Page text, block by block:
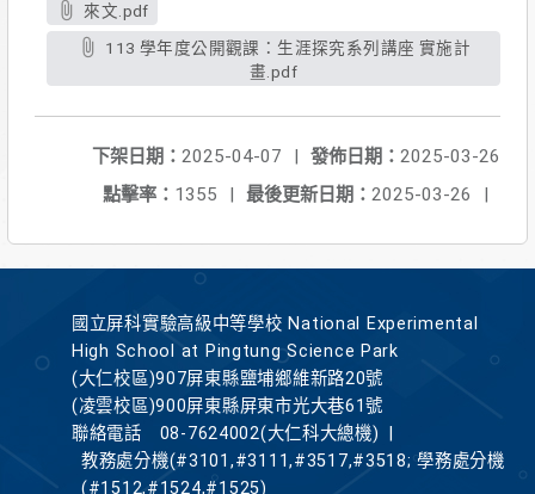
來文.pdf
畫.pdf
發佈日期： 2025-03-26
下架日期： 2025-04-07
|
最後更新日期： 2025-03-26 |
點擊率： 1355 |
國立屏科實驗高級中等學校 National Experimental
High School at Pingtung Science Park
(大仁校區)907屏東縣鹽埔鄉維新路20號
(凌雲校區)900屏東縣屏東市光大巷61號
聯絡電話
08-7624002(大仁科大總機)
教務處分機(#3101,#3111,#3517,#3518; 學務處分機
(#1512,#1524,#1525)